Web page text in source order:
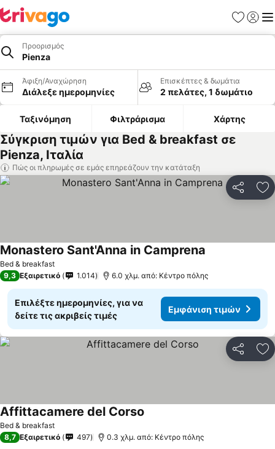
Προορισμός
Pienza
Άφιξη/Αναχώρηση
Διάλεξε ημερομηνίες
Επισκέπτες & δωμάτια
2 πελάτες, 1 δωμάτιο
Ταξινόμηση Φιλτράρισμα Χάρτης
Σύγκριση τιμών για Bed & breakfast σε
Pienza, Ιταλία
Πώς οι πληρωμές σε εμάς επηρεάζουν την κατάταξη
Bed & breakfast
Monastero Sant'Anna in Camprena
9,3 Εξαιρετικό 1.014 6.0 χλμ. από: Κέντρο πόλης
Επιλέξτε ημερομηνίες, για να
δείτε τις ακριβείς τιμές
Εμφάνιση τιμών
Bed & breakfast
Affittacamere del Corso
8,7 Εξαιρετικό 497 0.3 χλμ. από: Κέντρο πόλης